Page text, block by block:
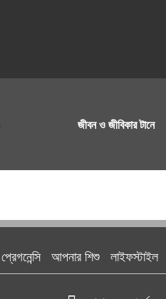
জীবন ও জীবিকার টানে
প্রেগনেন্সি আপনার শিশু লাইফস্টাইল